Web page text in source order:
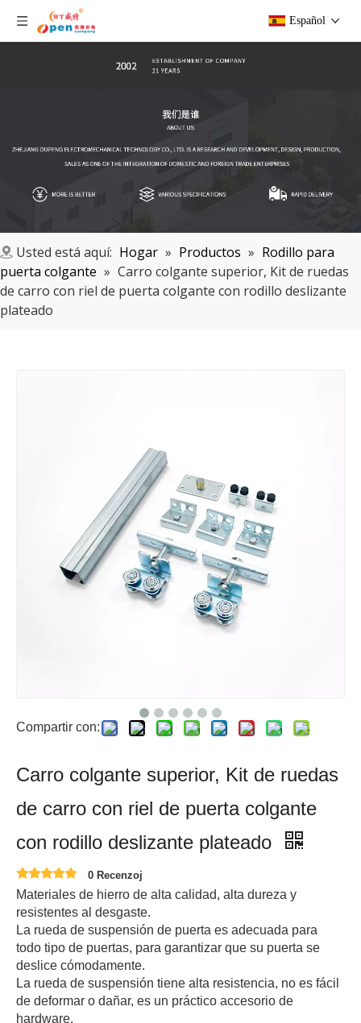
Español
Usted está aquí: Hogar » Productos » Rodillo para
puerta colgante » Carro colgante superior, Kit de ruedas
de carro con riel de puerta colgante con rodillo deslizante
plateado
Compartir con:
Carro colgante superior, Kit de ruedas
de carro con riel de puerta colgante
con rodillo deslizante plateado
0 Recenzoj
Materiales de hierro de alta calidad, alta dureza y
resistentes al desgaste.
La rueda de suspensión de puerta es adecuada para
todo tipo de puertas, para garantizar que su puerta se
deslice cómodamente.
La rueda de suspensión tiene alta resistencia, no es fácil
de deformar o dañar, es un práctico accesorio de
hardware.